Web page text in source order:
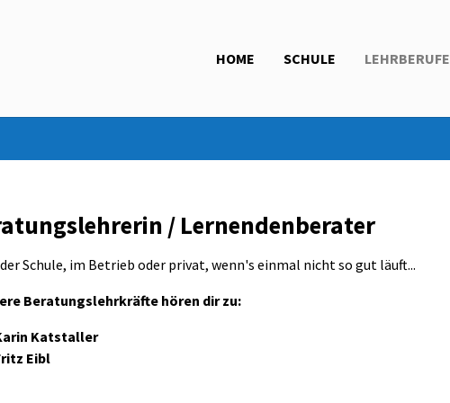
HOME SCHULE LEHRBERUFE
/ Lernendenberater
Schule, im Betrieb oder privat, wenn's einmal nicht so gut läuft...
Beratungslehrkräfte hören dir zu:
Katstaller
Eibl